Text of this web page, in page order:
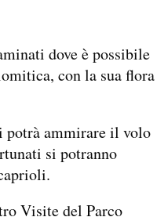
dove è possibile
con la sua flora
ammirare il volo
si potranno
Visite del Parco